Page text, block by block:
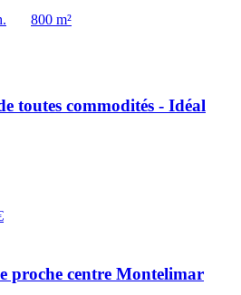
800 m²
toutes commodités - Idéal
proche centre Montelimar